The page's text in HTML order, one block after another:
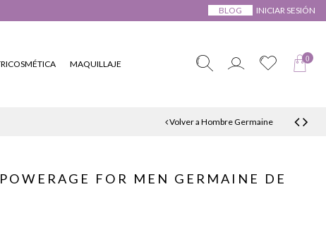
BLOG INICIAR SESIÓN
MAQUILLAJE
0
Volver a Hombre Germaine
FOR MEN GERMAINE DE